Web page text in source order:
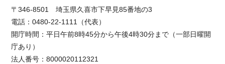
〒346-8501 埼玉県久喜市下早見85番地の3
電話：0480-22-1111（代表）
開庁時間：平日午前8時45分から午後4時30分まで（一部日曜開
庁あり）
法人番号：8000020112321